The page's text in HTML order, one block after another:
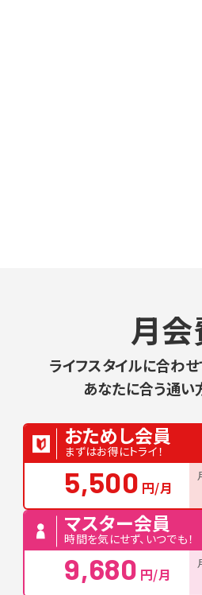
月会
ライフスタイルに合わ
あなたに合う通い
おためし会員
まずはお得にトライ！
5,500 円/月
マスター会員
時間を気にせず、いつでも！
9,680 円/月